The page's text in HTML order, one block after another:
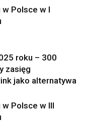
Polsce w I
roku – 300
zasięg
jako alternatywa
Polsce w III